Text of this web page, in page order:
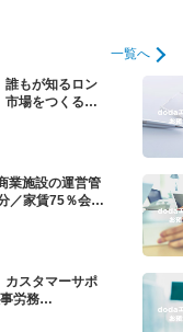
一覧へ
誰もが知るロン
市場をつくる提
業施設の運営管
／家賃75％会社
カスタマーサポ
労務